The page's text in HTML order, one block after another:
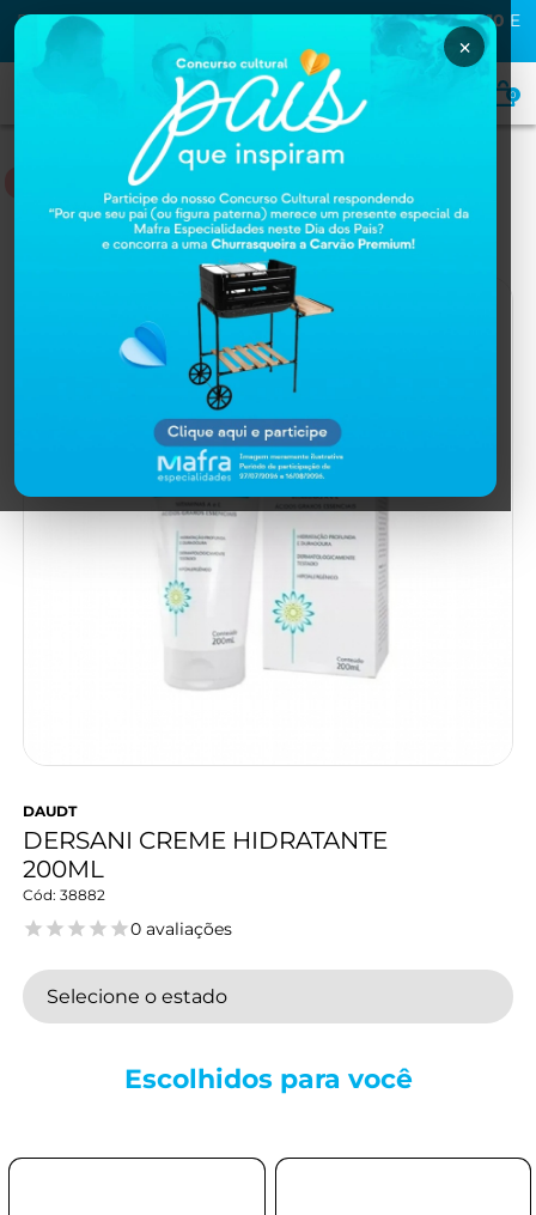
PRIMEIRA COMPRA NA MAFRA? USE O CUPOMMAFRA10 E
GANHE
0
Home
DAUDT
DERSANI CREME HIDRATANTE
200ML
38882
0 avaliações
Selecione o estado
Escolhidos para você
×